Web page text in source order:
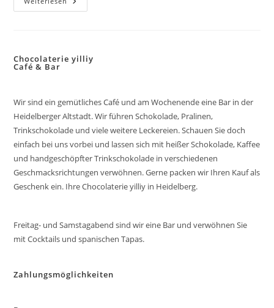
Impressionistin
Chocolaterie yilliy
Café & Bar
Wir sind ein gemütliches Café und am Wochenende eine Bar in der
Heidelberger Altstadt. Wir führen Schokolade, Pralinen,
Trinkschokolade und viele weitere Leckereien. Schauen Sie doch
einfach bei uns vorbei und lassen sich mit heißer Schokolade, Kaffee
und handgeschöpfter Trinkschokolade in verschiedenen
Geschmacksrichtungen verwöhnen. Gerne packen wir Ihren Kauf als
Geschenk ein. Ihre Chocolaterie yilliy in Heidelberg.
Freitag- und Samstagabend sind wir eine Bar und verwöhnen Sie
mit Cocktails und spanischen Tapas.
Zahlungsmöglichkeiten